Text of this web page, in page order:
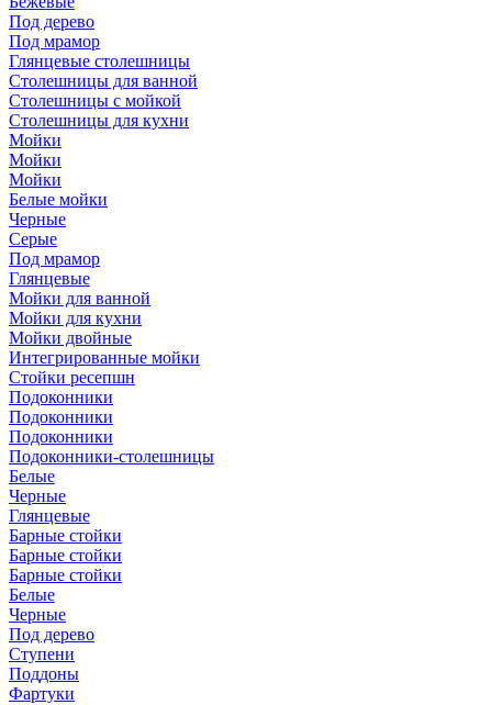
Под дерево
Под мрамор
Глянцевые столешницы
Столешницы для ванной
Столешницы с мойкой
Столешницы для кухни
Мойки
Мойки
Мойки
Белые мойки
Черные
Серые
Под мрамор
Глянцевые
Мойки для ванной
Мойки для кухни
Мойки двойные
Интегрированные мойки
Стойки ресепшн
Подоконники
Подоконники
Подоконники
Подоконники-столешницы
Белые
Черные
Глянцевые
Барные стойки
Барные стойки
Барные стойки
Белые
Черные
Под дерево
Ступени
Поддоны
Фартуки